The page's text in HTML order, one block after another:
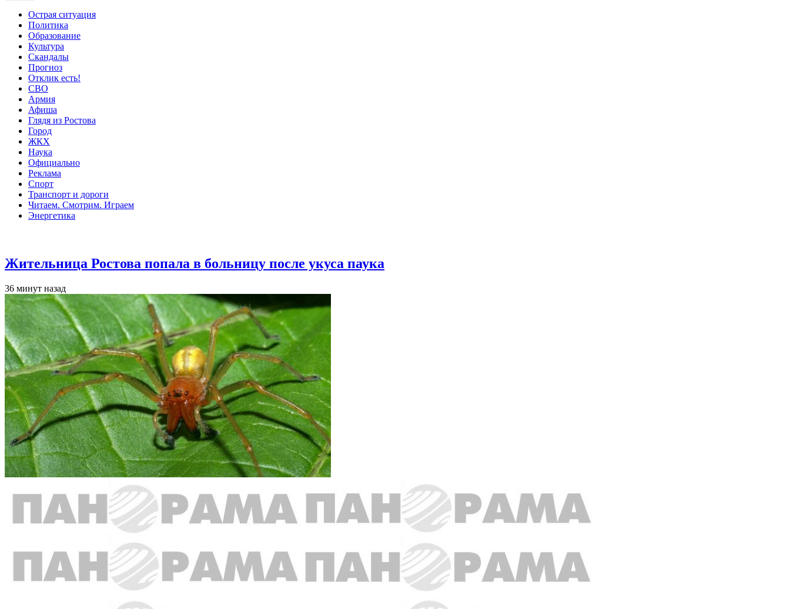
Острая ситуация
Политика
Образование
Культура
Скандалы
Прогноз
Отклик есть!
СВО
Армия
Афиша
Глядя из Ростова
Город
ЖКХ
Наука
Официально
Реклама
Спорт
Транспорт и дороги
Читаем. Смотрим. Играем
Энергетика
Жительница Ростова попала в больницу после укуса паука
36 минут назад